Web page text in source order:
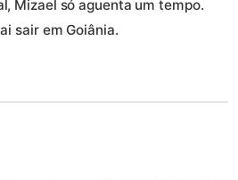
Mizael só aguenta um tempo.
sair em Goiânia.